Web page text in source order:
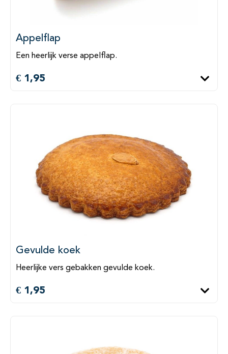
Appelflap
Een heerlijk verse appelflap.
€ 1,95
Gevulde koek
Heerlijke vers gebakken gevulde koek.
€ 1,95